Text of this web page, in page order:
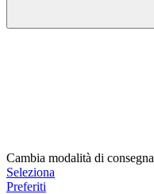
Cambia modalità di consegna
Seleziona
Preferiti